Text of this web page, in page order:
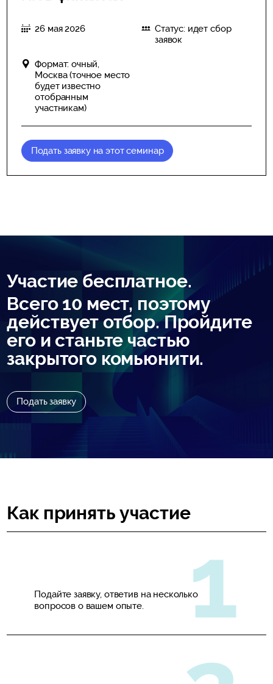
26 мая 2026
Статус: идет сбор
заявок
Формат: очный,
Москва (точное место
будет известно
отобранным
участникам)
Подать заявку на этот семинар
Участие бесплатное.
Всего 10 мест, поэтому
действует отбор. Пройдите
его и станьте частью
закрытого комьюнити.
Подать заявку
Как принять участие
Подайте заявку, ответив на несколько
вопросов о вашем опыте.